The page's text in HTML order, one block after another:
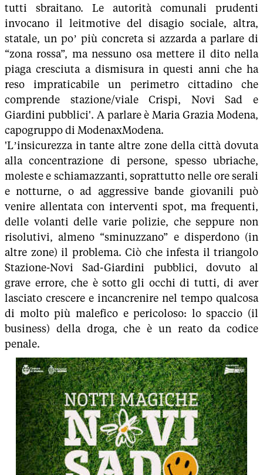
tutti sbraitano. Le autorità comunali prudenti
invocano il leitmotive del disagio sociale, altra,
statale, un po’ più concreta si azzarda a parlare di
“zona rossa”, ma nessuno osa mettere il dito nella
piaga cresciuta a dismisura in questi anni che ha
reso impraticabile un perimetro cittadino che
comprende stazione/viale Crispi, Novi Sad e
Giardini pubblici'. A parlare è Maria Grazia Modena,
capogruppo di ModenaxModena.
'L’insicurezza in tante altre zone della città dovuta
alla concentrazione di persone, spesso ubriache,
moleste e schiamazzanti, soprattutto nelle ore serali
e notturne, o ad aggressive bande giovanili può
venire allentata con interventi spot, ma frequenti,
delle volanti delle varie polizie, che seppure non
risolutivi, almeno “sminuzzano” e disperdono (in
altre zone) il problema. Ciò che infesta il triangolo
Stazione-Novi Sad-Giardini pubblici, dovuto al
grave errore, che è sotto gli occhi di tutti, di aver
lasciato crescere e incancrenire nel tempo qualcosa
di molto più malefico e pericoloso: lo spaccio (il
business) della droga, che è un reato da codice
penale.